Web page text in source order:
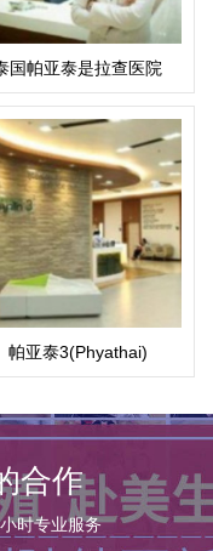
国帕亚泰是拉查医院
帕亚泰3(Phyathai)
合作
时专业服务